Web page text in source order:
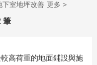
下室地坪改善 更多 >
筆
高荷重的地面鋪設與施